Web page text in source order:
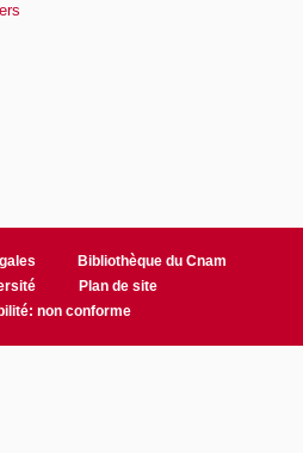
Bibliothèque du Cnam
Plan de site
non conforme